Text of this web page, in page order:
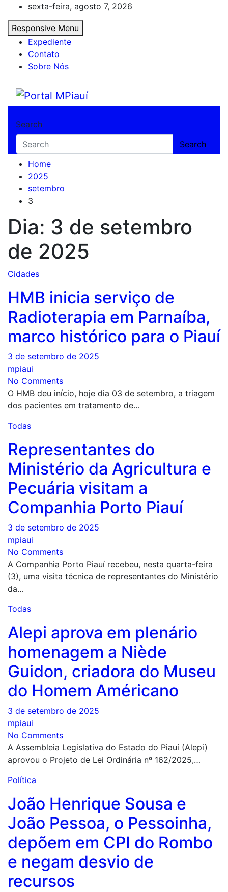
content
sexta-feira, agosto 7, 2026
Responsive Menu
Expediente
Contato
Sobre Nós
Portal MPiauí
Search
Search
Home
2025
setembro
3
Dia: 3 de setembro
de 2025
Cidades
HMB inicia serviço de
Radioterapia em Parnaíba,
marco histórico para o Piauí
3 de setembro de 2025
mpiaui
No Comments
O HMB deu início, hoje dia 03 de setembro, a triagem
dos pacientes em tratamento de…
Todas
Representantes do
Ministério da Agricultura e
Pecuária visitam a
Companhia Porto Piauí
3 de setembro de 2025
mpiaui
No Comments
A Companhia Porto Piauí recebeu, nesta quarta-feira
(3), uma visita técnica de representantes do Ministério
da…
Todas
Alepi aprova em plenário
homenagem a Niède
Guidon, criadora do Museu
do Homem Américano
3 de setembro de 2025
mpiaui
No Comments
A Assembleia Legislativa do Estado do Piauí (Alepi)
aprovou o Projeto de Lei Ordinária nº 162/2025,…
Política
João Henrique Sousa e
João Pessoa, o Pessoinha,
depõem em CPI do Rombo
e negam desvio de
recursos